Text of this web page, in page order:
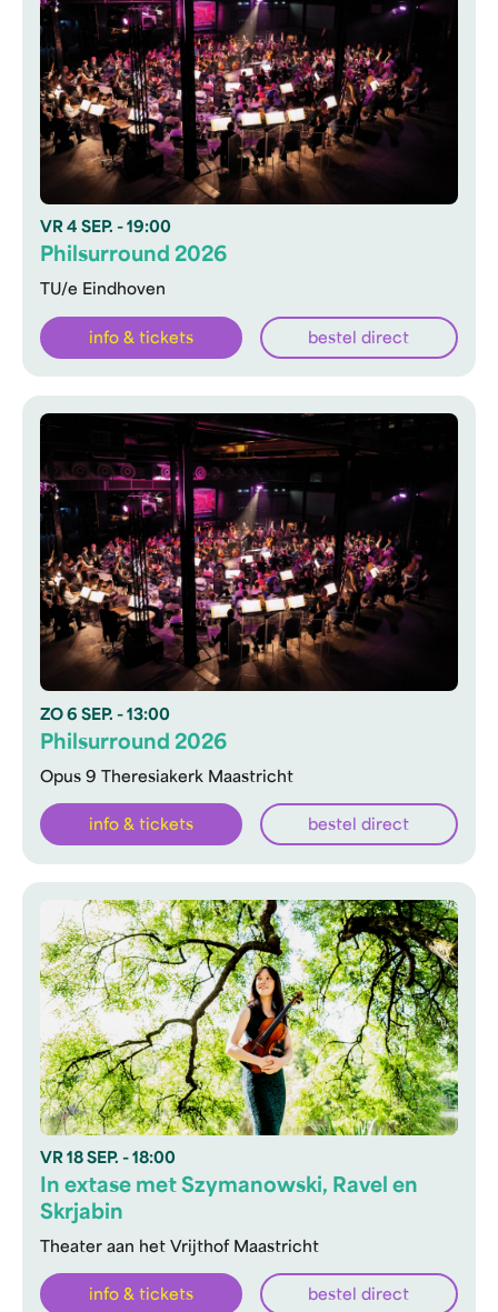
VR 4 SEP. - 19:00
TU/e Eindhoven
Philsurround 2026
info & tickets bestel direct
ZO 6 SEP. - 13:00
Opus 9 Theresiakerk Maastricht
Philsurround 2026
info & tickets bestel direct
VR 18 SEP. - 18:00
Theater aan het Vrijthof Maastricht
In extase met Szymanowski, Ravel en
Skrjabin
info & tickets bestel direct